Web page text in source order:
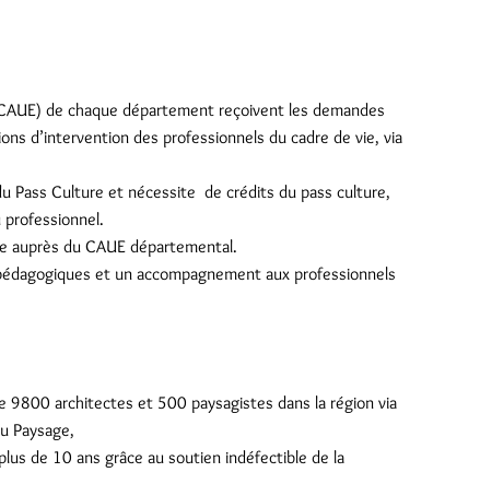
de chaque département reçoivent les demandes
d’intervention des professionnels du cadre de vie, via
Pass Culture et nécessite de crédits du pass culture,
auprès du CAUE départemental.
et un accompagnement aux professionnels
9800 architectes et 500 paysagistes dans la région via
Paysage,
de 10 ans grâce au soutien indéfectible de la